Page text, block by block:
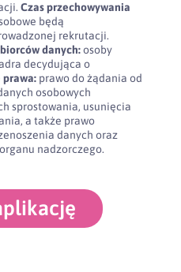
Czas przechowywania
będą
rekrutacji.
danych:osoby
decydująca o
prawa:prawo do żądania od
osobowych
sprostowania, usunięcia
a także prawo
danych oraz
nadzorczego.